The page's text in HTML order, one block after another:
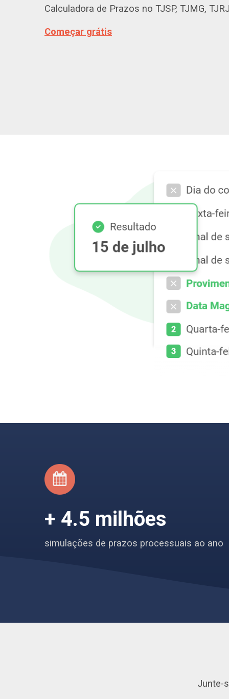
Calculadora de Prazos no TJSP, TJMG,
Começar grátis
+ 4.5 milhões
simulações de prazos processuais ao ano
Junte-